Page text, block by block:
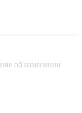
об изменении